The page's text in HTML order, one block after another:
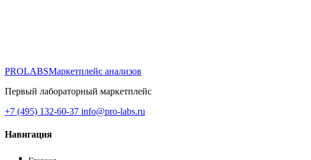
PROLABSМаркетплейс анализов
Первый лабораторный маркетплейс
+7 (495) 132-60-37 info@pro-labs.ru
Навигация